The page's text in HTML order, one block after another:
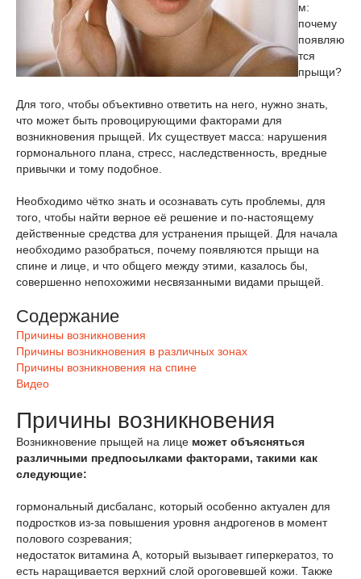
м:
почему
появляю
тся
прыщи?
Для того, чтобы объективно ответить на него, нужно знать,
что может быть провоцирующими факторами для
возникновения прыщей. Их существует масса: нарушения
гормонального плана, стресс, наследственность, вредные
привычки и тому подобное.
Необходимо чётко знать и осознавать суть проблемы, для
того, чтобы найти верное её решение и по-настоящему
действенные средства для устранения прыщей. Для начала
необходимо разобраться, почему появляются прыщи на
спине и лице, и что общего между этими, казалось бы,
совершенно непохожими несвязанными видами прыщей.
Содержание
Причины возникновения
Причины возникновения в различных зонах
Причины возникновения на спине
Видео
Причины возникновения
Возникновение прыщей на лице может объясняться
различными предпосылками факторами, такими как
следующие:
гормональный дисбаланс, который особенно актуален для
подростков из-за повышения уровня андрогенов в момент
полового созревания;
недостаток витамина А, который вызывает гиперкератоз, то
есть наращивается верхний слой ороговевшей кожи. Также